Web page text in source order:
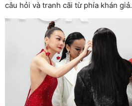
câu hỏi và tranh cãi từ phía khán giả.